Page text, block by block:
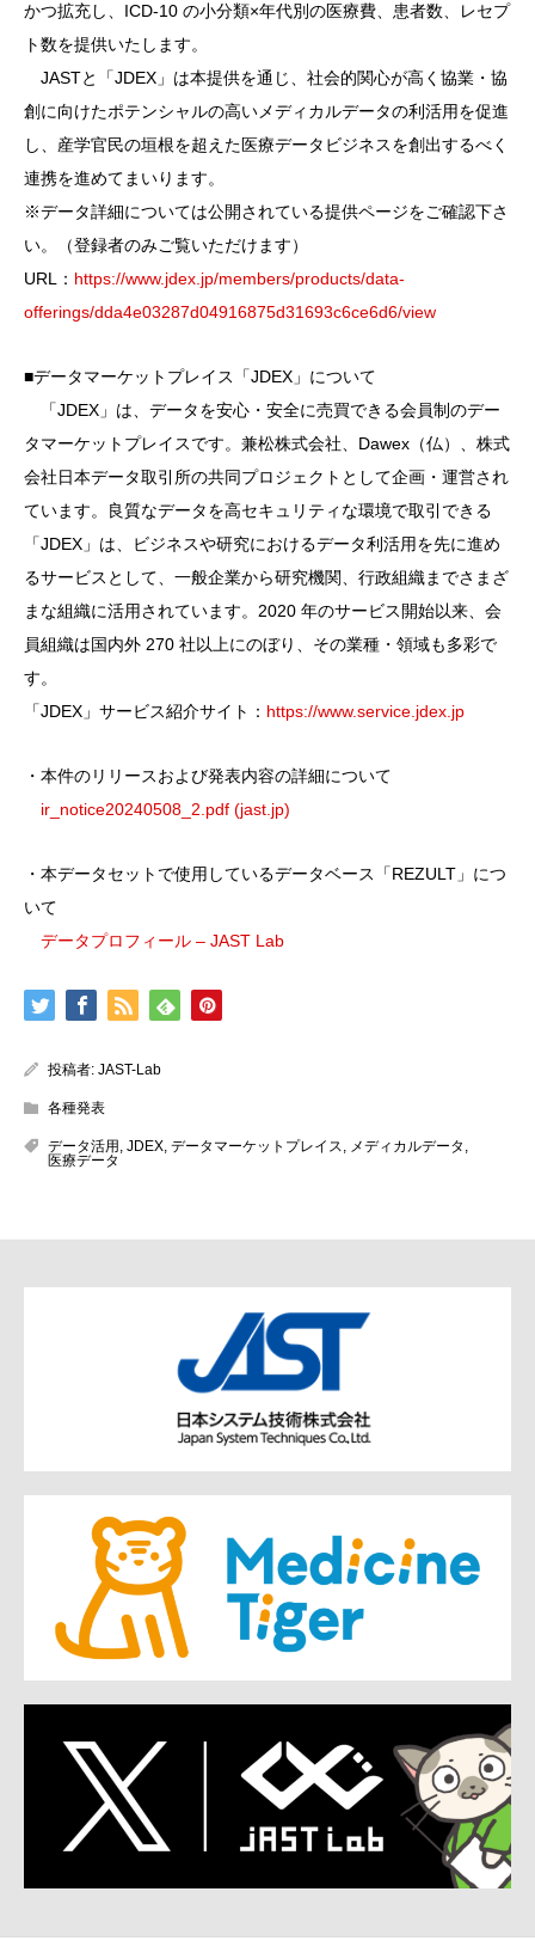
かつ拡充し、ICD-10 の小分類×年代別の医療費、患者数、レセプ
ト数を提供いたします。
JASTと「JDEX」は本提供を通じ、社会的関心が高く協業・協
創に向けたポテンシャルの高いメディカルデータの利活用を促進
し、産学官民の垣根を超えた医療データビジネスを創出するべく
連携を進めてまいります。
※データ詳細については公開されている提供ページをご確認下さ
い。（登録者のみご覧いただけます）
URL： https://www.jdex.jp/members/products/data-
offerings/dda4e03287d04916875d31693c6ce6d6/view
■データマーケットプレイス「JDEX」について
「JDEX」は、データを安心・安全に売買できる会員制のデー
タマーケットプレイスです。兼松株式会社、Dawex（仏）、株式
会社日本データ取引所の共同プロジェクトとして企画・運営され
ています。良質なデータを高セキュリティな環境で取引できる
「JDEX」は、ビジネスや研究におけるデータ利活用を先に進め
るサービスとして、一般企業から研究機関、行政組織までさまざ
まな組織に活用されています。2020 年のサービス開始以来、会
員組織は国内外 270 社以上にのぼり、その業種・領域も多彩で
す。
「JDEX」サービス紹介サイト： https://www.service.jdex.jp
・本件のリリースおよび発表内容の詳細について
ir_notice20240508_2.pdf (jast.jp)
・本データセットで使用しているデータベース「REZULT」につ
いて
データプロフィール – JAST Lab
投稿者: JAST-Lab
各種発表
データ活用 , JDEX, データマーケットプレイス, メディカルデータ ,
医療データ